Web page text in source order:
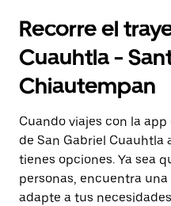
Recorre el
Cuauhtla -
Chiautempan
Cuando viajes con la
de San Gabriel Cuauhtla
tienes opciones. Ya sea
personas, encuentra
adapte a tus